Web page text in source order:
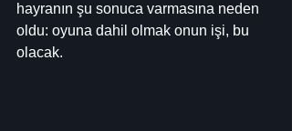
hayranın şu sonuca varmasına neden
oldu: oyuna dahil olmak onun işi, bu
olacak.